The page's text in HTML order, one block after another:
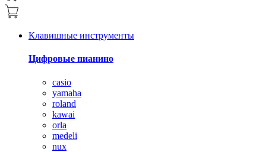
Клавишные инструменты
Цифровые пианино
casio
yamaha
roland
kawai
orla
medeli
nux